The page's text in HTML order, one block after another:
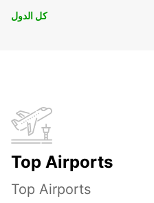
كل الدول
Top Airports
Top Airports